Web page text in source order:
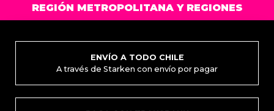
REGIÓN METROPOLITANA Y REGIONES
ENVÍO A TODO CHILE
A través de Starken con envío por pagar